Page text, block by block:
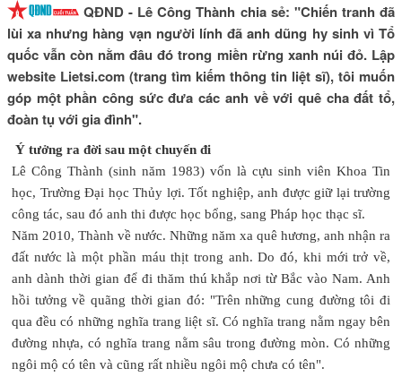
QĐND - Lê Công Thành chia sẻ: "Chiến tranh đã
lùi xa nhưng hàng vạn người lính đã anh dũng hy sinh vì Tổ
quốc vẫn còn nằm đâu đó trong miền rừng xanh núi đỏ. Lập
website Lietsi.com (trang tìm kiếm thông tin liệt sĩ), tôi muốn
góp một phần công sức đưa các anh về với quê cha đất tổ,
đoàn tụ với gia đình".
Ý tưởng ra đời sau một chuyến đi
Lê Công Thành (sinh năm 1983) vốn là cựu sinh viên Khoa Tin
học, Trường Đại học Thủy lợi. Tốt nghiệp, anh được giữ lại trường
công tác, sau đó anh thi được học bổng, sang Pháp học thạc sĩ.
Năm 2010, Thành về nước. Những năm xa quê hương, anh nhận ra
đất nước là một phần máu thịt trong anh. Do đó, khi mới trở về,
anh dành thời gian để đi thăm thú khắp nơi từ Bắc vào Nam. Anh
hồi tưởng về quãng thời gian đó: "Trên những cung đường tôi đi
qua đều có những nghĩa trang liệt sĩ. Có nghĩa trang nằm ngay bên
đường nhựa, có nghĩa trang nằm sâu trong đường mòn. Có những
ngôi mộ có tên và cũng rất nhiều ngôi mộ chưa có tên".